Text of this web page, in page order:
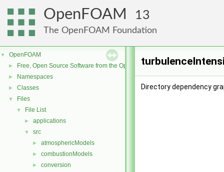
OpenFOAM 13
The OpenFOAM Foundation
▼ OpenFOAM
► Free, Open Source Software from the OpenFOAM Foundation
► Namespaces
► Classes
▼ Files
▼ File List
► applications
▼ src
► atmosphericModels
► combustionModels
► conversion
Directory dependency